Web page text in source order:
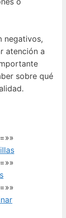
negativos,
atención a
sobre qué